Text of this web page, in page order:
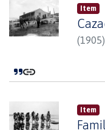
Item
(1905)
Item